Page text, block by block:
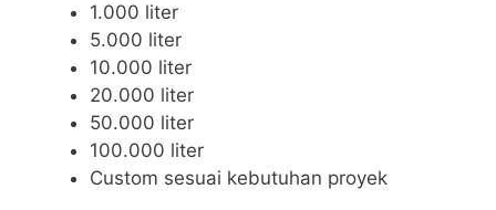
1.000 liter
5.000 liter
10.000 liter
20.000 liter
50.000 liter
100.000 liter
Custom sesuai kebutuhan proyek